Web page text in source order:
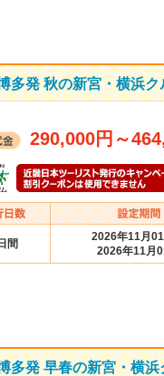
多発 秋の新宮・横浜
290,000円 ～
間
2026年11月
2026年11月
多発 早春の新宮・横